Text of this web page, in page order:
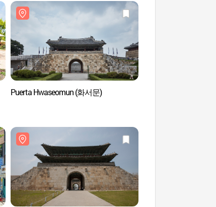
Puerta Hwaseomun (화서문)